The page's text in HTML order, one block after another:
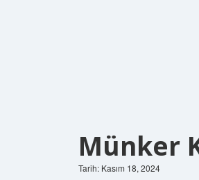
Münker
Tarih: Kasım 18, 2024